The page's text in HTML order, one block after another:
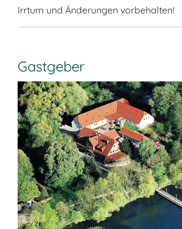
Irrtum und Änderungen vorbehalten!
Gastgeber